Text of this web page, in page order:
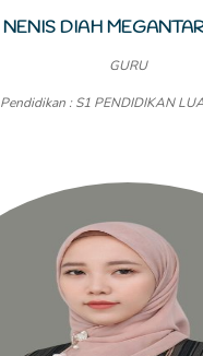
NENIS DIAH
GURU
Pendidikan : S1 PENDIDIKAN